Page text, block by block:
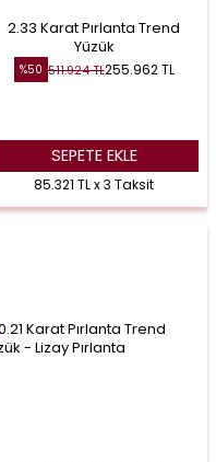
2.33 Karat Pırlanta Trend
Yüzük
%50 511.924TL255.962TL
SEPETE EKLE
85.321 TL x 3 Taksit